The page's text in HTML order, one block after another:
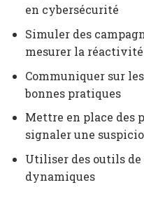
en cybersécurité
Simuler des
mesurer la
Communiquer sur
bonnes pratiques
Mettre en place des
signaler une
Utiliser des outils
dynamiques